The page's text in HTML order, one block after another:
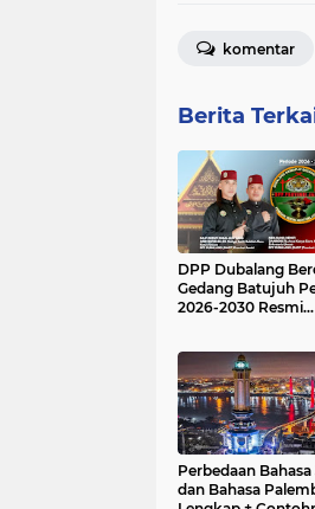
komentar
Berita
DPP Dubalang
Gedang Batujuh
2026-2030 Resmi
Perbedaan
dan Bahasa